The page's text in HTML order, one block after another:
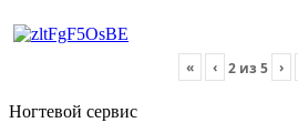
« ‹ 2 из 5 ›
Ногтевой сервис